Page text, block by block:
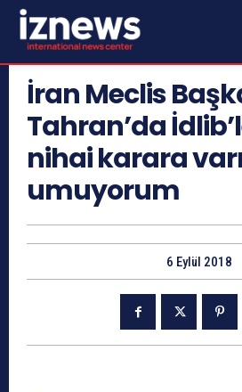
İran Meclis
Tahran’da
nihai karara
umuyorum
6 Eylül 2018